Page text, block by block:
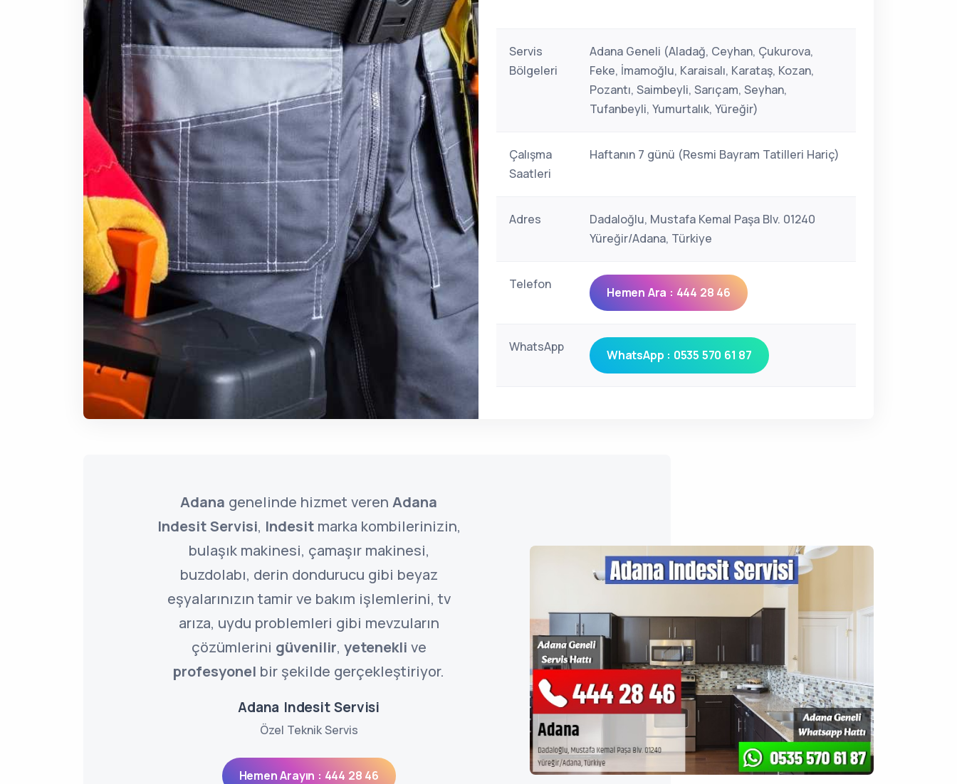
Servis
Bölgeleri
Adana Geneli (Aladağ, Ceyhan, Çukurova,
Feke, İmamoğlu, Karaisalı, Karataş, Kozan,
Pozantı, Saimbeyli, Sarıçam, Seyhan,
Tufanbeyli, Yumurtalık, Yüreğir)
Çalışma
Saatleri
Haftanın 7 günü (Resmi Bayram Tatilleri Hariç)
Adres
Dadaloğlu, Mustafa Kemal Paşa Blv. 01240
Yüreğir/Adana, Türkiye
Telefon
Hemen Ara : 444 28 46
WhatsApp
WhatsApp : 0535 570 61 87
Adana genelinde hizmet verenAdana
Indesit Servisi, Indesitmarka kombilerinizin,
bulaşık makinesi, çamaşır makinesi,
buzdolabı, derin dondurucu gibi beyaz
eşyalarınızın tamir ve bakım işlemlerini, tv
arıza, uydu problemleri gibi mevzuların
çözümlerini güvenilir, yetenekli ve
profesyonel bir şekilde gerçekleştiriyor.
Adana Indesit Servisi
Özel Teknik Servis
Hemen Arayın : 444 28 46